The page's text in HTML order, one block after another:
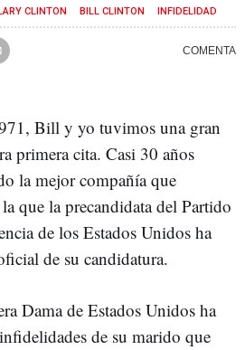
CLINTON BILL CLINTON INFIDELIDAD
Bill y yo tuvimos una gran
primera cita. Casi 30 años
la mejor compañía que
que la precandidata del Partido
de los Estados Unidos ha
de su candidatura.
Dama de Estados Unidos ha
de su marido que